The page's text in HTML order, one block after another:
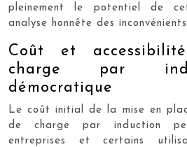
pleinement le potentiel de
analyse honnête des
Coût et
charge par
démocratique
Le coût initial de la mise en
de charge par induction
entreprises et certains